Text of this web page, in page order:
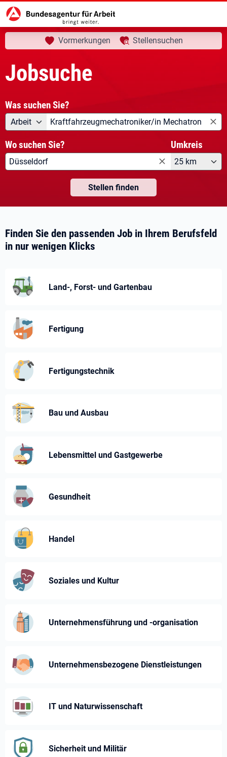
Startseite aktuelle Seite:
Jobsuche
Vormerkungen Stellensuchen
Jobsuche
Was suchen Sie?
Angebotsart
Arbeit Was suchen Sie?
Wo suchen Sie? Umkreis
25 km
Stellen finden
Finden Sie den passenden Job in Ihrem Berufsfeld
in nur wenigen Klicks
Land-, Forst- und Gartenbau
Fertigung
Fertigungstechnik
Bau und Ausbau
Lebensmittel und Gastgewerbe
Gesundheit
Handel
Soziales und Kultur
Unternehmensführung und -⁠organisation
Unternehmens­bezogene Dienst­leistungen
IT und Naturwissenschaft
Sicherheit und Militär